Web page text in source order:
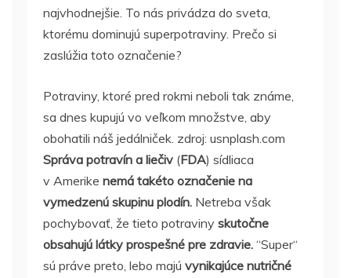
najvhodnejšie. To nás privádza do sveta,
ktorému dominujú superpotraviny. Prečo si
zaslúžia toto označenie?
Potraviny, ktoré pred rokmi neboli tak známe,
sa dnes kupujú vo veľkom množstve, aby
obohatili náš jedálniček. zdroj: usnplash.com
Správa potravín a liečiv (FDA) sídliaca
v Amerike nemá takéto označenie na
vymedzenú skupinu plodín. Netreba však
pochybovať, že tieto potraviny skutočne
obsahujú látky prospešné pre zdravie. “Super“
sú práve preto, lebo majú vynikajúce nutričné ​​